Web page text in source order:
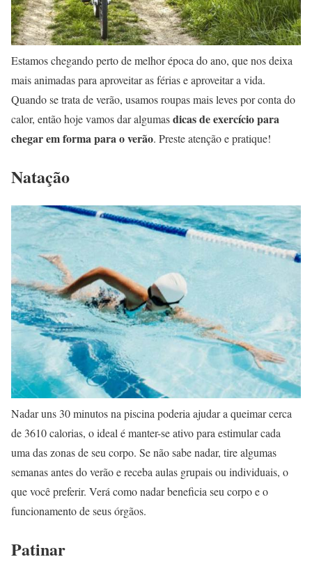
Estamos chegando perto de melhor época do ano, que nos deixa
mais animadas para aproveitar as férias e aproveitar a vida.
Quando se trata de verão, usamos roupas mais leves por conta do
calor, então hoje vamos dar algumasdicas de exercício para
chegar em forma para o verão. Preste atenção e pratique!
Natação
Nadar uns 30 minutos na piscina poderia ajudar a queimar cerca
de 3610 calorias, o ideal é manter-se ativo para estimular cada
uma das zonas de seu corpo. Se não sabe nadar, tire algumas
semanas antes do verão e receba aulas grupais ou individuais, o
que você preferir. Verá como nadar beneficia seu corpo e o
funcionamento de seus órgãos.
Patinar